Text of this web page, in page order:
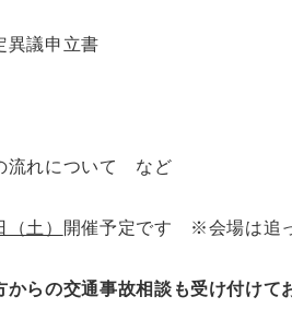
異議申立書
流れについて など
（土） 開催予定です ※会場は追
からの交通事故相談も受け付けて